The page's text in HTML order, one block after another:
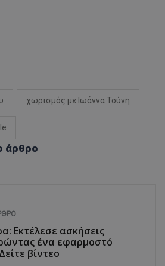
χωρισμός με Ιωάννα Τούνη
άρθρο
Εκτέλεσε ασκήσεις
ένα εφαρμοστό
βίντεο